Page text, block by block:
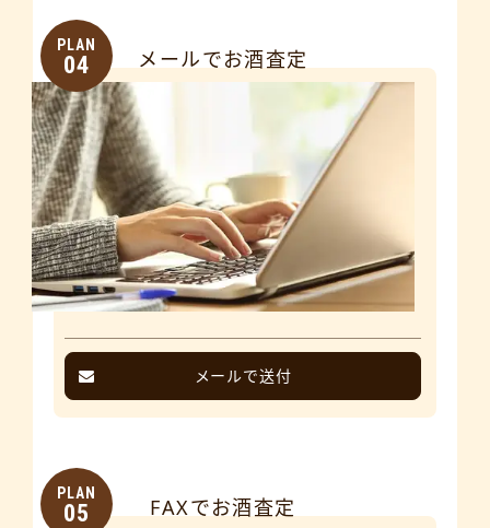
PLAN
04 メールでお酒査定
メールで送付
PLAN
05 FAXでお酒査定